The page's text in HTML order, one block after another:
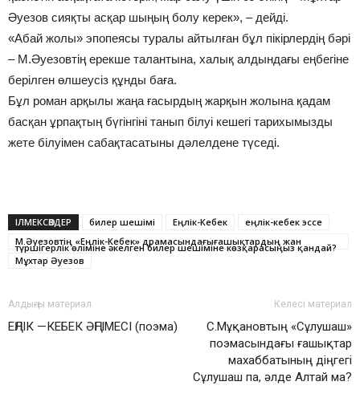
Әуезов сияқты асқар шыңың болу керек», – дейді.
«Абай жолы» эпопеясы туралы айтылған бұл пікірлердің бәрі
– М.Әуезовтің ерекше талантына, халық алдындағы еңбегіне
берілген өлшеусіз құнды баға.
Бұл роман арқылы жаңа ғасырдың жарқын жолына қадам
басқан ұрпақтың бүгінгіні танып білуі кешегі тарихымызды
жете білуімен сабақтасатыны дәлелдене түседі.
ІЛМЕКСӨЗДЕР билер шешімі Еңлік-Кебек
еңлік-кебек эссе
М.Әуезовтің «Еңлік-Кебек» драмасындағығашықтардың жан
түршігерлік өліміне әкелген билер шешіміне көзқарасыңыз қандай?
Мұхтар Әуезов
Алдыңғы материал
ЕҢЛІК —КЕБЕК ӘҢГІМЕСІ (поэма)
Келесі материал
С.Мұқановтың «Сұлушаш»
поэмасындағы ғашықтар
махаббатының діңгегі
Сұлушаш па, әлде Алтай ма?